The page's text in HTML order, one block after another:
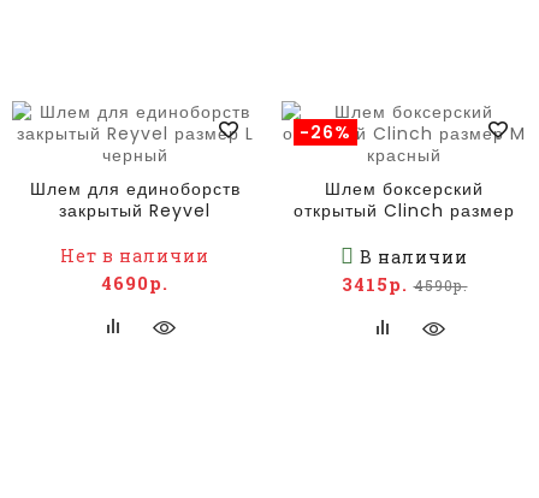
Шлем для единоборств
закрытый Reyvel
Нет в наличии
4690р.
-26%
Шлем боксерский
открытый Clinch размер
В наличии
3415р. 4590р.